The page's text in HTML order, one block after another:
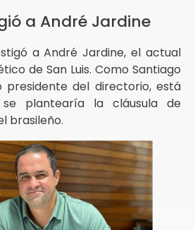
a André Jardine
a André Jardine, el actual
de San Luis. Como Santiago
presidente del directorio, está
plantearía la cláusula de
brasileño.